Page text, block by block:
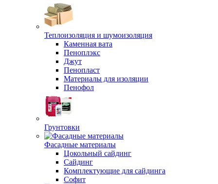
Теплоизоляция и шумоизоляция
Каменная вата
Пеноплэкс
Джут
Пенопласт
Материалы для изоляции
Пенофол
Грунтовки
Фасадные материалы
Цокольный сайдинг
Сайдинг
Комплектующие для сайдинга
Софит